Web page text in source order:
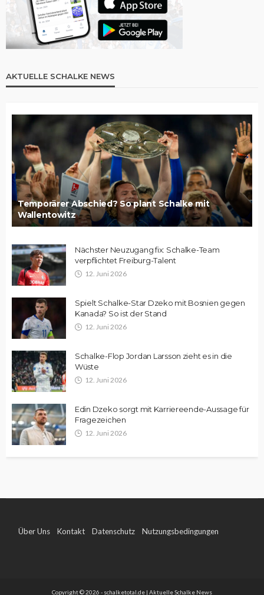
AKTUELLE SCHALKE NEWS
Temporärer Abschied? So plant Schalke mit
Wallentowitz
Nächster Neuzugang fix: Schalke-Team
verpflichtet Freiburg-Talent
12. Juni 2026
Spielt Schalke-Star Dzeko mit Bosnien gegen
Kanada? So ist der Stand
12. Juni 2026
Schalke-Flop Jordan Larsson zieht es in die
Wüste
12. Juni 2026
Edin Dzeko sorgt mit Karriereende-Aussage für
Fragezeichen
12. Juni 2026
Über Uns Kontakt Datenschutz Nutzungsbedingungen
Copyright © 2026 - schalketotal.de | Aktuelle Schalke News